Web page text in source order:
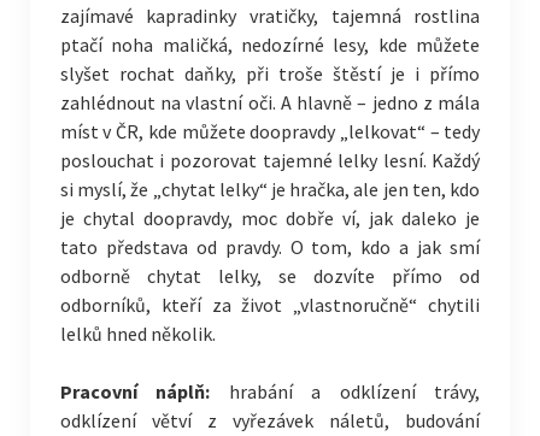
zajímavé kapradinky vratičky, tajemná rostlina
ptačí noha maličká, nedozírné lesy, kde můžete
slyšet rochat daňky, při troše štěstí je i přímo
zahlédnout na vlastní oči. A hlavně – jedno z mála
míst v ČR, kde můžete doopravdy „lelkovat“ – tedy
poslouchat i pozorovat tajemné lelky lesní. Každý
si myslí, že „chytat lelky“ je hračka, ale jen ten, kdo
je chytal doopravdy, moc dobře ví, jak daleko je
tato představa od pravdy. O tom, kdo a jak smí
odborně chytat lelky, se dozvíte přímo od
odborníků, kteří za život „vlastnoručně“ chytili
lelků hned několik.
Pracovní náplň: hrabání a odklízení trávy,
odklízení větví z vyřezávek náletů, budování